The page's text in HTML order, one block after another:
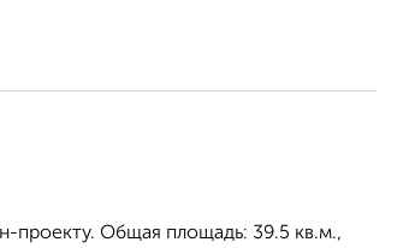
проекту. Общая площадь: 39.5 кв.м.,